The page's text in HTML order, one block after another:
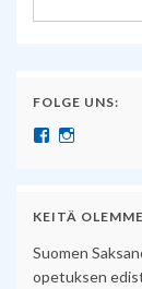
FOLGE UNS:
Näytä
KEITÄ
Suomen
opetuksen